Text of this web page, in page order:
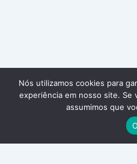
Nós utilizamos cookies para
experiência em nosso site. Se
assumimos que